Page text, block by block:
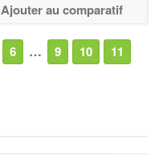
Ajouter au comparatif
6 … 9 10
11